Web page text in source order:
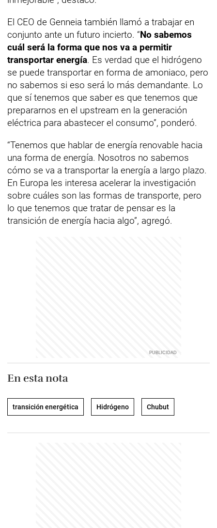
El CEO de Genneia también llamó a trabajar en
conjunto ante un futuro incierto. “No sabemos
cuál será la forma que nos va a permitir
transportar energía. Es verdad que el hidrógeno
se puede transportar en forma de amoniaco, pero
no sabemos si eso será lo más demandante. Lo
que sí tenemos que saber es que tenemos que
prepararnos en el upstream en la generación
eléctrica para abastecer el consumo”, ponderó.
“Tenemos que hablar de energía renovable hacia
una forma de energía. Nosotros no sabemos
cómo se va a transportar la energía a largo plazo.
En Europa les interesa acelerar la investigación
sobre cuáles son las formas de transporte, pero
lo que tenemos que tratar de pensar es la
transición de energía hacia algo”, agregó.
En esta nota
transición energética Hidrógeno Chubut